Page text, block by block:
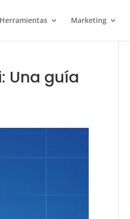
Herramientas Marketing
Una guía